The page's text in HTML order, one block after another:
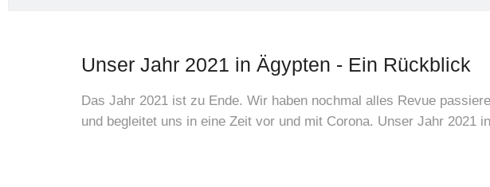
Unser Jahr 2021 in Ägypten - Ein Rückblick
Das Jahr 2021 ist zu Ende. Wir haben nochmal alles Revue
und begleitet uns in eine Zeit vor und mit Corona. Unser Jahr